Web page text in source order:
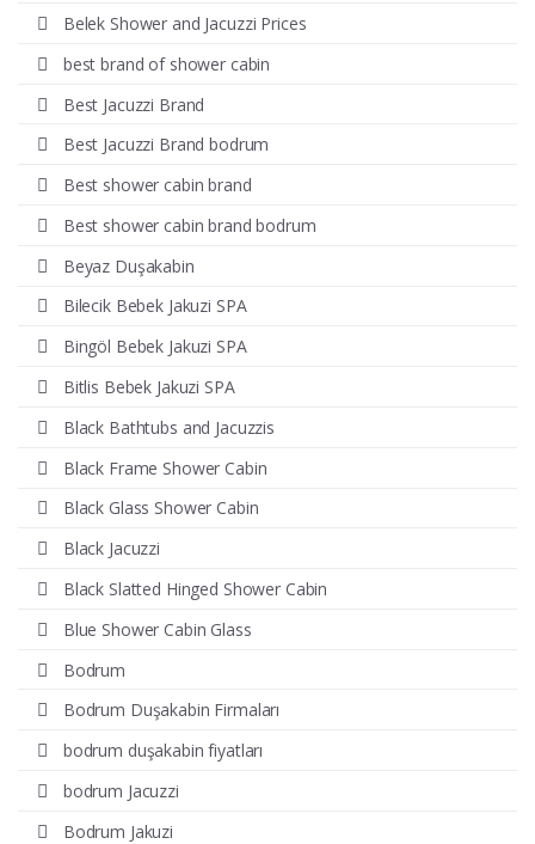
Belek Shower and Jacuzzi Prices
best brand of shower cabin
Best Jacuzzi Brand
Best Jacuzzi Brand bodrum
Best shower cabin brand
Best shower cabin brand bodrum
Beyaz Duşakabin
Bilecik Bebek Jakuzi SPA
Bingöl Bebek Jakuzi SPA
Bitlis Bebek Jakuzi SPA
Black Bathtubs and Jacuzzis
Black Frame Shower Cabin
Black Glass Shower Cabin
Black Jacuzzi
Black Slatted Hinged Shower Cabin
Blue Shower Cabin Glass
Bodrum
Bodrum Duşakabin Firmaları
bodrum duşakabin fiyatları
bodrum Jacuzzi
Bodrum Jakuzi